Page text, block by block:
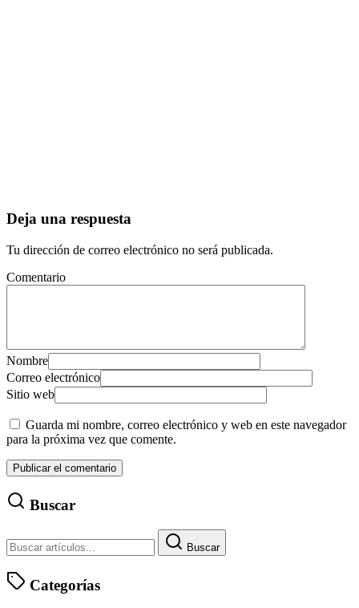
Deja una respuesta
Tu dirección de correo electrónico no será publicada.
Comentario
Nombre
Correo electrónico
Sitio web
Guarda mi nombre, correo electrónico y web en este navegador
para la próxima vez que comente.
Buscar
Buscar
Categorías